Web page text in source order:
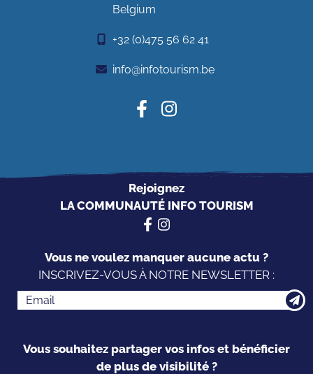
Belgium
+32 (0)475 56 62 41
info@infotourism.be
Rejoignez
LA COMMUNAUTÉ INFO TOURISM
Vous ne voulez manquer aucune actu ?
INSCRIVEZ-VOUS À NOTRE NEWSLETTER :
Vous souhaitez partager vos infos et bénéficier
de plus de visibilité ?